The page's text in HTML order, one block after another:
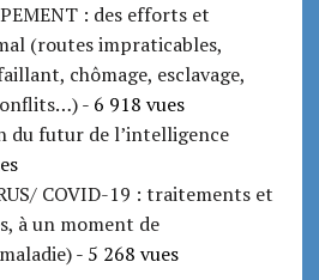
: des efforts et
(routes impraticables,
chômage, esclavage,
- 6 918 vues
du futur de l’intelligence
COVID-19 : traitements et
à un moment de
- 5 268 vues